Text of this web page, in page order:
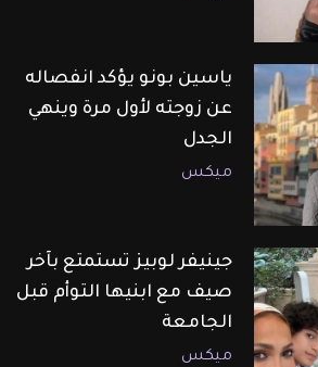
ياسين بونو يؤكد انفصاله
عن زوجته لأول مرة وينهي
الجدل
ميكس
جينيفر لوبيز تستمتع بآخر
صيف مع ابنيها التوأم قبل
الجامعة
ميكس